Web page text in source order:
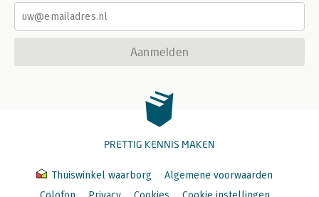
Aanmelden
PRETTIG KENNIS MAKEN
Thuiswinkel waarborg
Algemene voorwaarden